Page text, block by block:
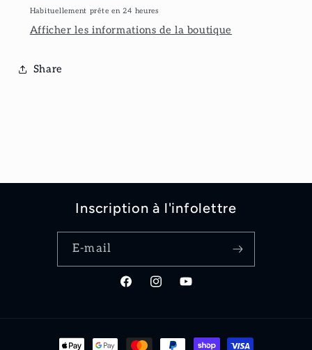
Habituellement prête en 24 heures
Afficher les informations de la boutique
Share
Inscription à l'infolettre
E-mail
FacebookInstagramYouTube
Moyens